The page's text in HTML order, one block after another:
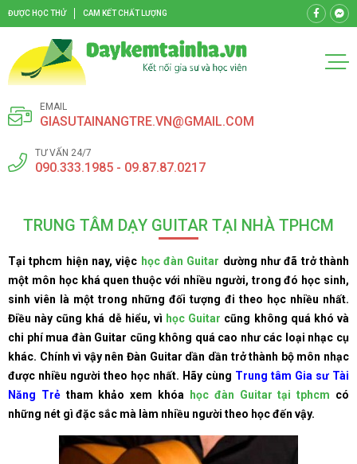
ĐƯỢC HỌC THỬ CAM KẾT CHẤT LƯỢNG
EMAIL
GIASUTAINANGTRE.VN@GMAIL.COM
TƯ VẤN 24/7
090.333.1985 - 09.87.87.0217
TRUNG TÂM DẠY GUITAR TẠI NHÀ TPHCM
Tại tphcm hiện nay, việc học đàn Guitar dường như đã trở thành
một môn học khá quen thuộc với nhiều người, trong đó học sinh,
sinh viên là một trong những đối tượng đi theo học nhiều nhất.
Điều này cũng khá dễ hiểu, vì học Guitar cũng không quá khó và
chi phí mua đàn Guitar cũng không quá cao như các loại nhạc cụ
khác. Chính vì vậy nên Đàn Guitar dần dần trở thành bộ môn nhạc
được nhiều người theo học nhất. Hãy cùng Trung tâm Gia sư Tài
Năng Trẻtham khảo xem khóa học đàn Guitar tại tphcm có
những nét gì đặc sắc mà làm nhiều người theo học đến vậy.